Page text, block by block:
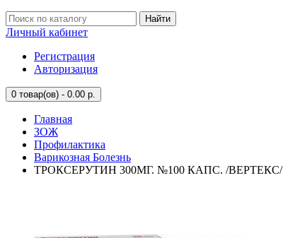
Найти
Личный кабинет
Регистрация
Авторизация
0 товар(ов) - 0.00 р.
Главная
ЗОЖ
Профилактика
Варикозная Болезнь
ТРОКСЕРУТИН 300МГ. №100 КАПС. /ВЕРТЕКС/